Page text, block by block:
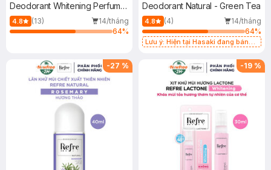
Deodorant Whitening Perfume
- In Love
4.8 (13)
14/tháng
64%
Deodorant Natural - Green Tea
4.8 (4)
14/tháng
64%
Lưu ý: Hiện tại Hasaki đang bán
-27 % -19 %